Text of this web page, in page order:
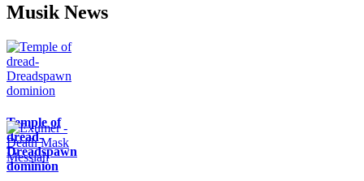
Musik News
Temple of
dread-
Dreadspawn
dominion